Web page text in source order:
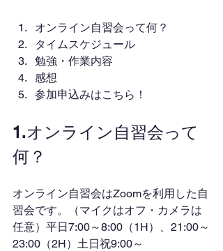
オンライン自習会って何？
タイムスケジュール
勉強・作業内容
感想
参加申込みはこちら！
1.オンライン自習会って
何？
オンライン自習会はZoomを利用した自
習会です。（マイクはオフ・カメラは
任意）平日7:00～8:00（1H）、21:00～
23:00（2H）土日祝9:00～